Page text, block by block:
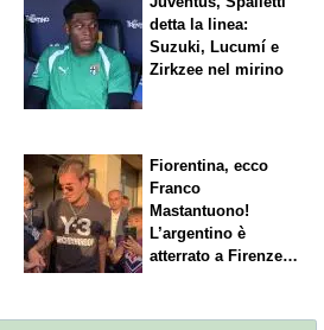
detta la linea:
Suzuki, Lucumí e
Zirkzee nel mirino
Fiorentina, ecco
Franco
Mastantuono!
L’argentino è
atterrato a Firenze,